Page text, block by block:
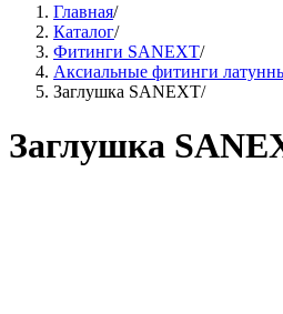
Главная/
Каталог/
Фитинги SANEXT/
Аксиальные фитинги
Заглушка SANEXT/
Заглушка